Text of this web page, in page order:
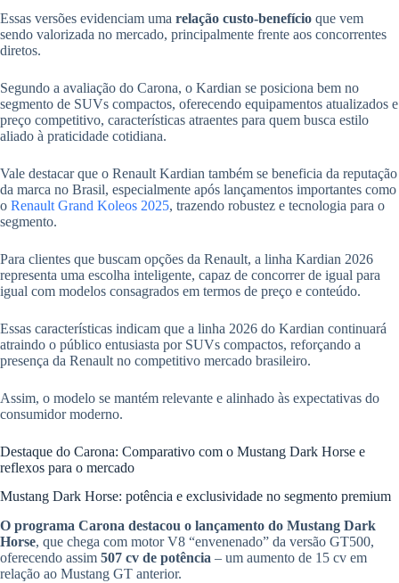
Essas versões evidenciam uma relação custo-benefício que vem
sendo valorizada no mercado, principalmente frente aos concorrentes
diretos.
Segundo a avaliação do Carona, o Kardian se posiciona bem no
segmento de SUVs compactos, oferecendo equipamentos atualizados e
preço competitivo, características atraentes para quem busca estilo
aliado à praticidade cotidiana.
Vale destacar que o Renault Kardian também se beneficia da reputação
da marca no Brasil, especialmente após lançamentos importantes como
o Renault Grand Koleos 2025, trazendo robustez e tecnologia para o
segmento.
Para clientes que buscam opções da Renault, a linha Kardian 2026
representa uma escolha inteligente, capaz de concorrer de igual para
igual com modelos consagrados em termos de preço e conteúdo.
Essas características indicam que a linha 2026 do Kardian continuará
atraindo o público entusiasta por SUVs compactos, reforçando a
presença da Renault no competitivo mercado brasileiro.
Assim, o modelo se mantém relevante e alinhado às expectativas do
consumidor moderno.
Destaque do Carona: Comparativo com o Mustang Dark Horse e
reflexos para o mercado
Mustang Dark Horse: potência e exclusividade no segmento premium
O programa Carona destacou o lançamento do Mustang Dark
Horse, que chega com motor V8 “envenenado” da versão GT500,
oferecendo assim 507 cv de potência – um aumento de 15 cv em
relação ao Mustang GT anterior.